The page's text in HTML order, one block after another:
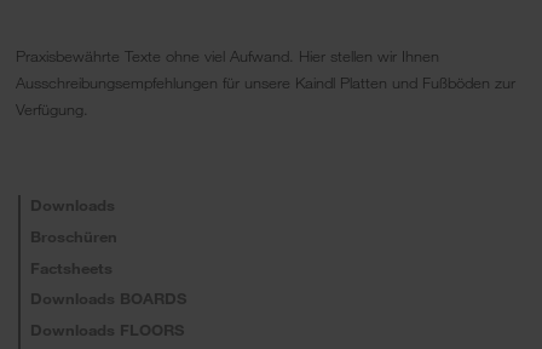
Praxisbewährte Texte ohne viel Aufwand. Hier stellen wir Ihnen
Ausschreibungsempfehlungen für unsere Kaindl Platten und Fußböden zur
Verfügung.
Downloads
Broschüren
Factsheets
Downloads BOARDS
Downloads FLOORS